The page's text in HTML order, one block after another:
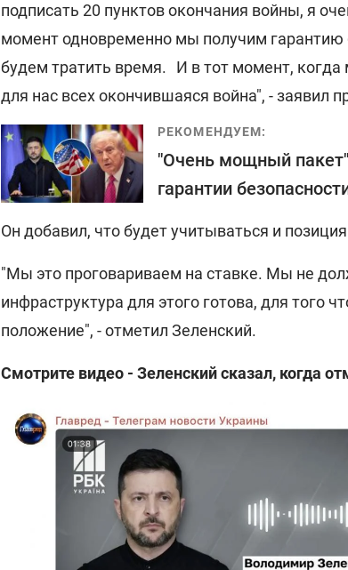
подписать 20 пунктов окончания войны, я
момент одновременно мы получим гарантию
будем тратить время. И в тот момент, когда
для нас всех окончившаяся война", - заявил
РЕКОМЕНДУЕМ:
"Очень мощный
гарантии
Он добавил, что будет учитываться и
"Мы это проговариваем на ставке. Мы не
инфраструктура для этого готова, для того
положение", - отметил Зеленский.
Смотрите видео - Зеленский сказал, когда